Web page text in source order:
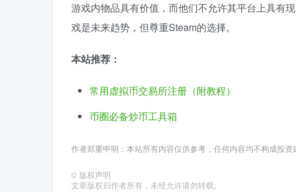
游戏内物品具有价值，而他们不允许其平台上具有
戏是未来趋势，但尊重Steam的选择。
本站推荐：
常用虚拟币交易所注册（附教程）
币圈必备炒币工具箱
作者郑重申明：本站所有内容仅供参考，任何内容均不构成投资
© 版权声明
文章版权归作者所有，未经允许请勿转载。